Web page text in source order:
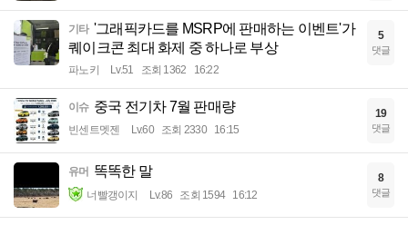
기타 '그래픽카드를 MSRP에 판매하는 이벤트'가
퀘이크콘 최대 화제 중 하나로 부상
파노키 Lv.51 조회 1362 16:22
5
댓글
이슈 중국 전기차 7월 판매량
빈센트멧젠 Lv.60 조회 2330 16:15
19
댓글
유머 똑똑한 말
너빨갱이지 Lv.86 조회 1594 16:12
8
댓글